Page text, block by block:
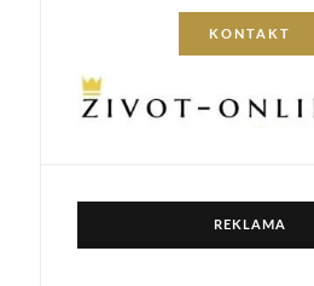
KONTAKT
REKLAMA